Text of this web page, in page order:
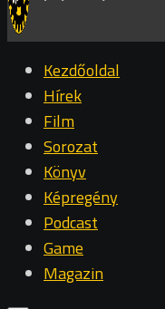
Kezdőoldal
Hírek
Film
Sorozat
Könyv
Képregény
Podcast
Game
Magazin